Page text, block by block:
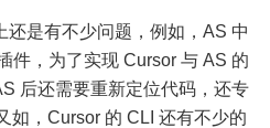
还是有不少问题，例如，AS 中
件，为了实现 Cursor 与 AS 的
后还需要重新定位代码，还专
如，Cursor 的 CLI 还有不少的